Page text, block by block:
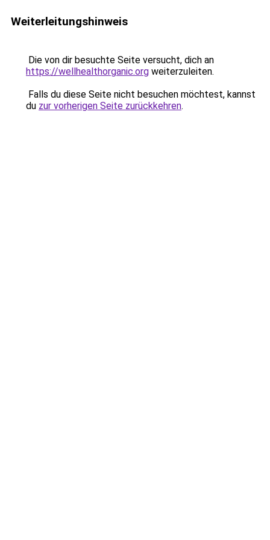
Weiterleitungshinweis
Die von dir besuchte Seite versucht, dich an
https://wellhealthorganic.org weiterzuleiten.
Falls du diese Seite nicht besuchen möchtest, kannst
du zur vorherigen Seite zurückkehren.